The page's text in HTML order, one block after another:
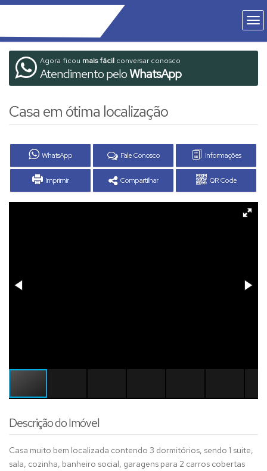
Agora ficou mais fácil conversar conosco
Atendimento peloWhatsApp
Casa em ótima localização
WhatsApp Fale Conosco Informações
Imprimir Compartilhar QR Code
Descrição do Imóvel
Casa muito bem localizada contendo 3 dormitórios, sendo 1 suite,
sala, cozinha, banheiro social, garagens para 2 carros cobertas